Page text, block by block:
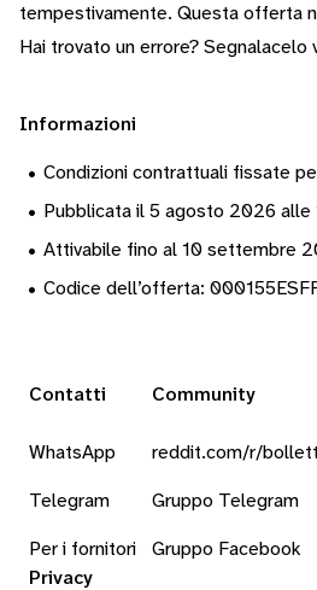
tempestivamente. Questa offerta
Hai trovato un errore? Segnalacelo
Informazioni
• Condizioni contrattuali fissate
• Pubblicata il 5 agosto 2026 alle
• Attivabile fino al 10 settembre
• Codice dell’offerta:
Contatti
WhatsApp
Telegram
Per i fornitori
Community
reddit.com/r/
Gruppo Telegram
Gruppo Facebook
Privacy